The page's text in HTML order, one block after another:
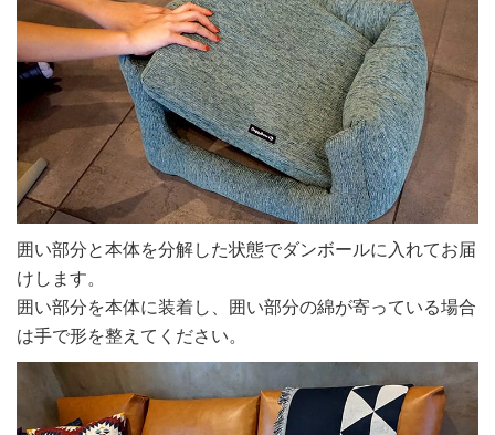
囲い部分と本体を分解した状態でダンボールに入れてお届
けします。
囲い部分を本体に装着し、囲い部分の綿が寄っている場合
は手で形を整えてください。